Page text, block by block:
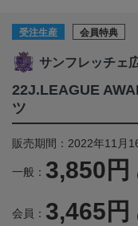
受注生産 会員特典
サンフレッチェ
22J.LEAGUE
ツ
販売期間：2022年11月
一般： 3,850円
会員： 3,465円